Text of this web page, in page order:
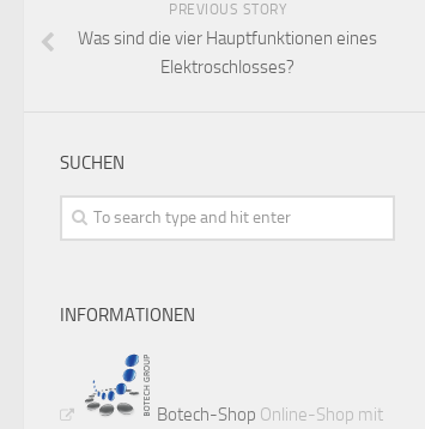
PREVIOUS STORY
Was sind die vier Hauptfunktionen eines
Elektroschlosses?
SUCHEN
INFORMATIONEN
Botech-Shop Online-Shop mit